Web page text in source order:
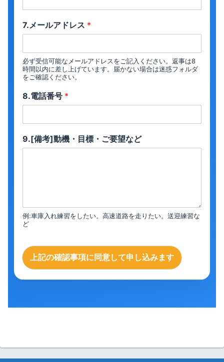
7.メールアドレス *
必ず受信可能なメールアドレスをご記入ください。返事は8
時間以内に差し上げています。届かない場合は迷惑フォルダ
をご確認ください。
8.電話番号 *
9.[備考]動機・目標・ご要望など
例:車庫入れ練習をしたい。高速道路を走りたい。送迎練習な
ど
上記の確認事項に同意して申し込みます